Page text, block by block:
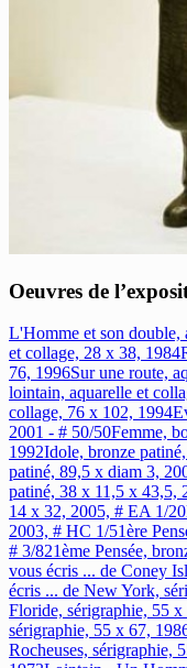
Oeuvres de
L'Homme et son double,
et collage, 28 x 38, 1984
76, 1996Sur une route,
lointain, aquarelle et
collage, 76 x 102, 1994
2001 - # 50/50Femme,
1992Idole, bronze
patiné, 89,5 x diam 3,
patiné, 38 x 11,5 x 43,5,
14 x 32, 2005, # EA 1/20
2003, # HC 1/51ère
# 3/821ème Pensée,
vous écris ... de Coney
écris ... de New York,
Floride, sérigraphie, 55 x
sérigraphie, 55 x 67,
Rocheuses, sérigraphie,